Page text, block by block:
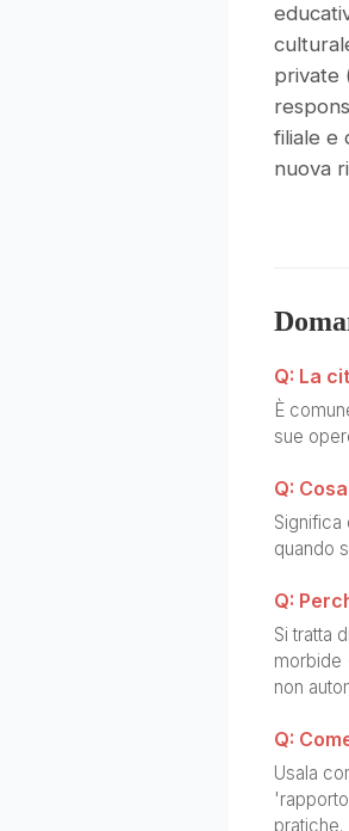
private
filiale e
nuova
Q: La
È
sue
Q:
Significa
quando
Q:
Si tratta
morbide
non
Q:
Usala
pratiche.